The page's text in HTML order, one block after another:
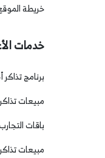
خريطة
خدمات
برنامج
مبيعات
باقات
مبيعات